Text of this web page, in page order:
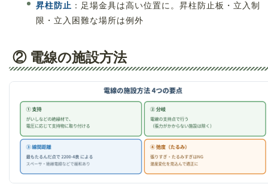
昇柱防止 ：足場金具は高い位置に。昇柱防止板・立入制
限・立入困難な場所は例外
② 電線の施設方法